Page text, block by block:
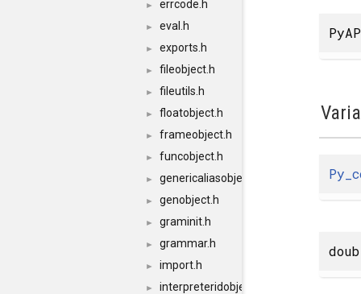
► errcode.h
► eval.h
► exports.h
► fileobject.h
► fileutils.h
► floatobject.h
► frameobject.h
► funcobject.h
► genericaliasobject.h
► genobject.h
► graminit.h
► grammar.h
► import.h
► interpreteridobject.h